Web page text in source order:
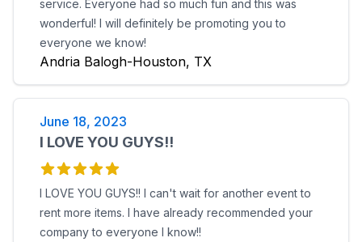
service. Everyone had so much fun and this was
wonderful! I will definitely be promoting you to
everyone we know!
Andria Balogh-Houston, TX
June 18, 2023
I LOVE YOU GUYS!!
I LOVE YOU GUYS!! I can't wait for another event to
rent more items. I have already recommended your
company to everyone I know!!